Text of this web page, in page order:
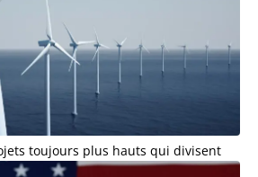
toujours plus hauts qui divisent